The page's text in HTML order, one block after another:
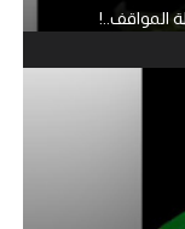
المواقف..!